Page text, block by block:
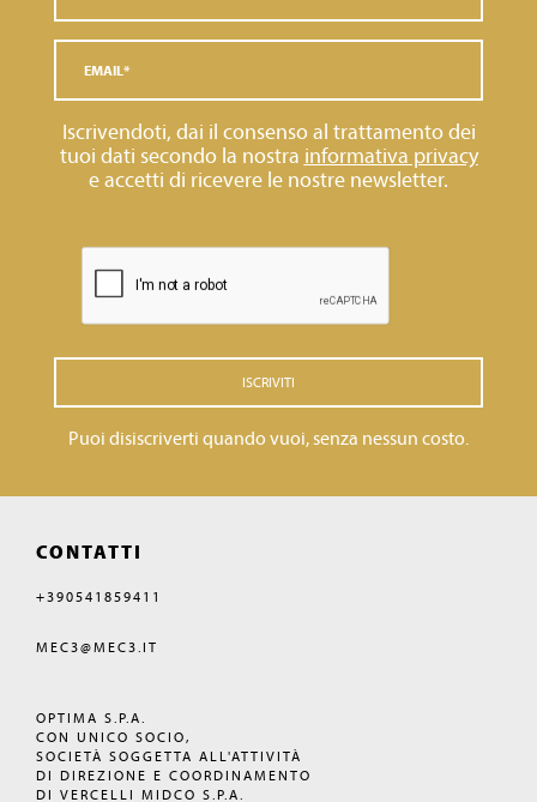
Iscrivendoti, dai il consenso al trattamento dei
tuoi dati secondo la nostra informativa privacy
e accetti di ricevere le nostre newsletter.
ISCRIVITI
Puoi disiscriverti quando vuoi, senza nessun costo.
CONTATTI
+390541859411
MEC3@MEC3.IT
OPTIMA S.P.A.
CON UNICO SOCIO,
SOCIETÀ SOGGETTA ALL'ATTIVITÀ
DI DIREZIONE E COORDINAMENTO
DI VERCELLI MIDCO S.P.A.